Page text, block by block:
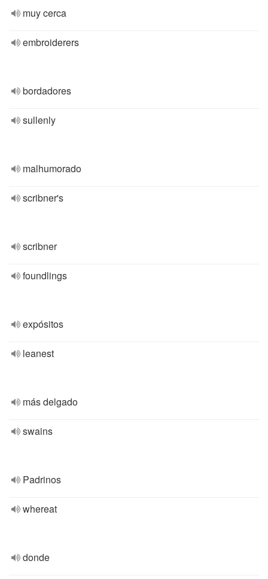
muy cerca
embroiderers
bordadores
sullenly
malhumorado
scribner's
scribner
foundlings
expósitos
leanest
más delgado
swains
Padrinos
whereat
donde